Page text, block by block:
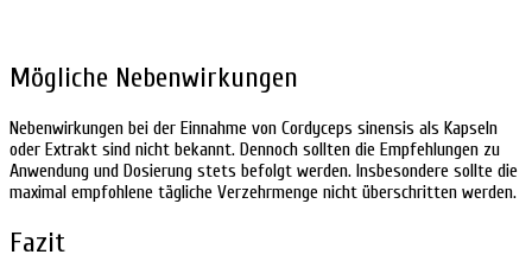
Mögliche Nebenwirkungen
Nebenwirkungen bei der Einnahme von Cordyceps sinensis als Kapseln
oder Extrakt sind nicht bekannt. Dennoch sollten die Empfehlungen zu
Anwendung und Dosierung stets befolgt werden. Insbesondere sollte die
maximal empfohlene tägliche Verzehrmenge nicht überschritten werden.
Fazit